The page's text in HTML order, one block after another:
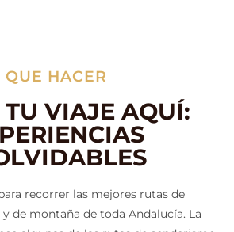
QUE HACER
VIAJE AQUÍ:
recorrer las mejores rutas de
de montaña de toda Andalucía. La